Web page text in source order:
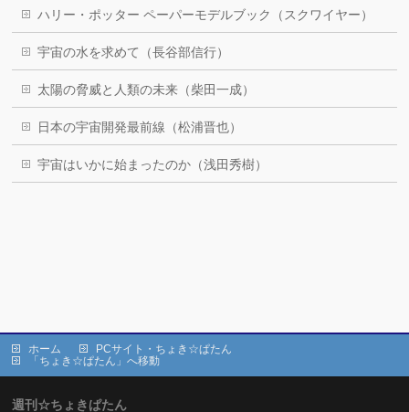
ハリー・ポッター ペーパーモデルブック（スクワイヤー）
宇宙の水を求めて（長谷部信行）
太陽の脅威と人類の未来（柴田一成）
日本の宇宙開発最前線（松浦晋也）
宇宙はいかに始まったのか（浅田秀樹）
ホーム
PCサイト・ちょき☆ぱたん
「ちょき☆ぱたん」へ移動
週刊☆ちょきぱたん